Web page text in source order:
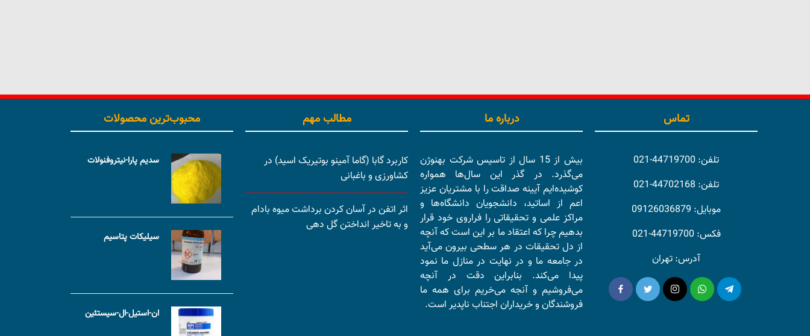
تماس
تلفن: 44719700-021
تلفن: 44702168-021
موبایل: 09126036879
فکس: 44719700-021
آدرس: تهران
درباره ما
بیش از 15 سال از تاسیس شرکت بهنوژن
می‌گذرد. در گذر این سال‌ها همواره
کوشیده‌ایم آیینه صداقت را با مشتریان عزیز
اعم از اساتید، دانشجویان دانشگاه‌ها و
مراکز علمی و تحقیقاتی را فراروی خود قرار
بدهیم چرا که اعتقاد ما بر این است که آنچه
از دل تحقیقات در هر سطحی بیرون می‌آید
در جامعه ما و در نهایت در منازل ما نمود
پیدا می‌کند. بنابراین دقت در آنچه
می‌فروشیم و آنجه می‌خریم برای همه ما
فروشندگان و خریداران اجتناب ناپدیر است.
مطالب مهم
کاربرد گابا (گاما آمینو بوتیریک اسید) در
کشاورزی و باغبانی
اثر اتفن در آسان کردن برداشت میوه بادام
و به تاخیر انداختن گل دهی
محبوب‌ترین محصولات
سدیم پارا-نیتروفنولات
سیلیکات پتاسیم
ان-استیل-ال-سیستئین